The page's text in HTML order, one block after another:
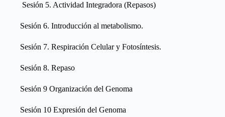
Sesión 5. Actividad Integradora (Repasos)
Sesión 6. Introducción al metabolismo.
Sesión 7. Respiración Celular y Fotosíntesis.
Sesión 8. Repaso
Sesión 9 Organización del Genoma
Sesión 10 Expresión del Genoma